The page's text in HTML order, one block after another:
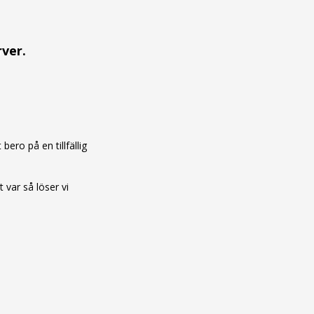
på en tillfällig
var så löser vi